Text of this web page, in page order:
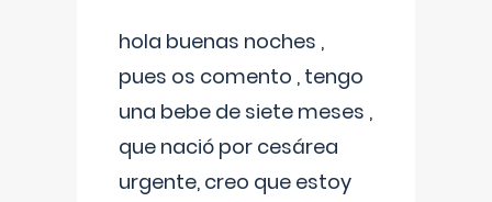
hola buenas noches ,
pues os comento , tengo
una bebe de siete meses ,
que nació por cesárea
urgente, creo que estoy